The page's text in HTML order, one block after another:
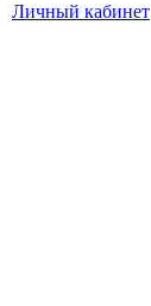
Личный кабинет